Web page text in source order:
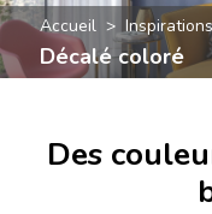
Accueil
Décalé coloré
Des